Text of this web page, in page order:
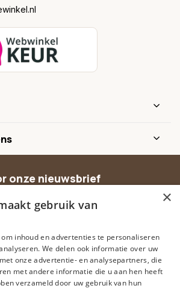
onze nieuwsbrief
Abonneer
×
gebruik van
inhoud en advertenties te personaliseren
We delen ook informatie over uw
onze advertentie- en analysepartners, die
met andere informatie die u aan hen heeft
verzameld door uw gebruik van hun